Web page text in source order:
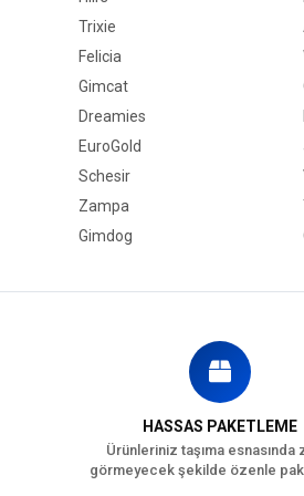
Trixie
Felicia
Gimcat
Dreamies
EuroGold
Schesir
Zampa
Gimdog
HASSAS PAKETLEME
Ürünleriniz taşıma esnasında
görmeyecek şekilde özenle